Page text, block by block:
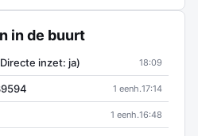
in de buurt
inzet: ja) 18:09
1 eenh.17:14
1 eenh.16:48